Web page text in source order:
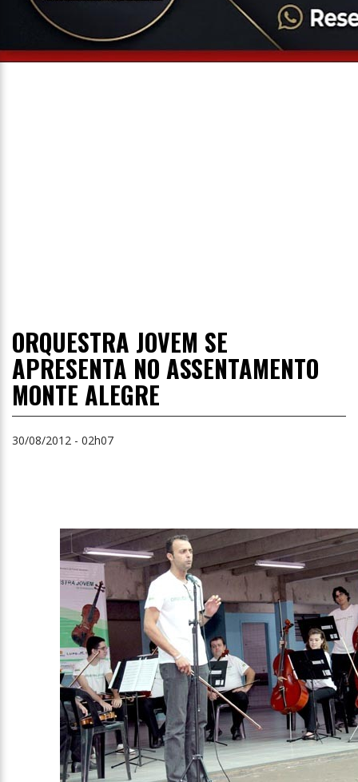
Entrevista
ORQUESTRA JOVEM SE
APRESENTA NO ASSENTAMENTO
MONTE ALEGRE
30/08/2012 - 02h07